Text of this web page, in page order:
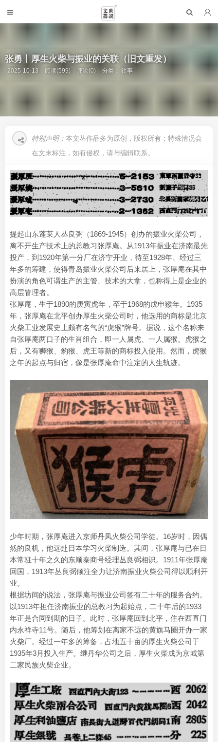
张勇丨厚生火柴与振业的关联（旧文重发）
2025-10-13 阅读(599) 评论(0) 分类：往事
特别声明： 本文丛作品多为原创，版权所有；特殊情况会
在文末标注，如有侵权，请与编辑联系。
提起山东蓬莱人丛良弼（1869-1945）创办的振业火柴公司，
离不开生产技术上的总教习张厚庵。从1913年振业在济南最先
投产，到1920年第一分厂在济宁开业，待至1928年、经过三
年多的筹建，使得青岛振业火柴公司后来居上，张厚庵在其中
扮演的角色可谓生产的主管、技术的大拿，也称得上是企业的
高层管理者。
张厚庵，生于1890的庚寅虎年，卒于1968的戊申猴年。1935
年，张厚庵在北平创办厚生火柴公司时，他选用的商标是北京
火柴工业发展史上颇有名气的“虎猴”牌号。据说，这个名称来
自张厚庵两口子的生肖组合，即一人属虎、一人属猴。虎猴之
后，又有狮猴、豹猴、虎王等新的商标投入使用。然而，虎猴
之年的起点与归宿，像是张厚庵命中注定的人生轨迹。
少年时期，张厚庵进入京师丹凤火柴公司学徒。16岁时，因偶
然的良机，他远赴日本学习火柴制造。其间，张厚庵与已在日
本常驻十年之久的东顺泰商号经理丛良弼相识。1911年张厚庵
回国，1913年丛良弼倾注全力让济南振业火柴公司得以顺利开
业。
根据坊间的说法，张厚庵与振业公司签有二十年的服务合约。
以1913年担任济南振业的总教习为起始点，二十年后的1933
年正是合同到期的日子。此时，张厚庵回到北平，住在西直门
内永祥寺11号。随后，他筹划在离家不远的黄旗马圈开办一家
火柴厂。经过一年多的筹备，占地五十亩的厚生火柴公司于
1935年3月投入生产。继丹华公司之后，厚生火柴成为京城第
二家民族火柴企业。